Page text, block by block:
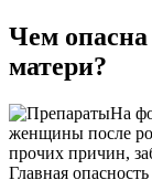
Чем
матери?
На
женщины после
прочих причин,
Главная